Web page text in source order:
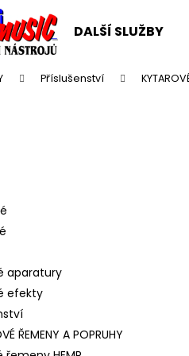
DALŠÍ SLUŽBY
Příslušenství
aparatury
efekty
ŘEMENY A POPRUHY
BEZ STOJANU